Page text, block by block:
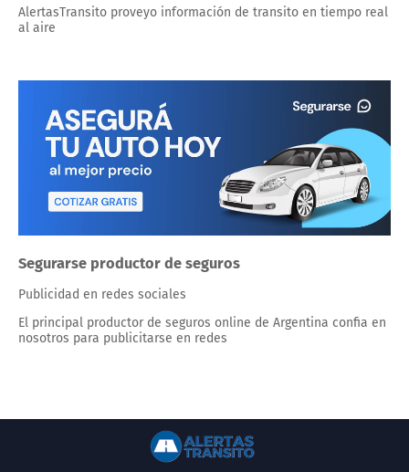
AlertasTransito proveyo información de transito en tiempo real
al aire
Segurarse productor de seguros
Publicidad en redes sociales
El principal productor de seguros online de Argentina confia en
nosotros para publicitarse en redes